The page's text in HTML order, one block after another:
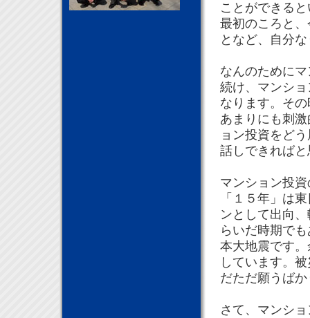
ことができる
最初のころと
となど、自分
なんのために
続け、マンシ
なります。そ
あまりにも刺
ョン投資をど
話しできれば
マンション投
「１５年」は
ンとして出向
らいだ時期で
本大地震です
しています。
だただ願うば
さて、マンシ